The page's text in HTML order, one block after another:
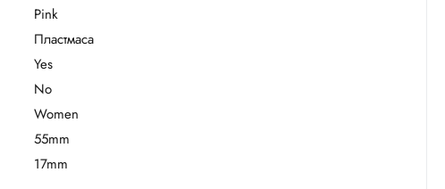
Pink
Пластмаса
Yes
No
Women
55mm
17mm